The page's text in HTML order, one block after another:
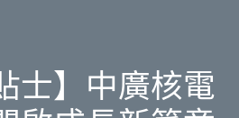
士】中廣核電